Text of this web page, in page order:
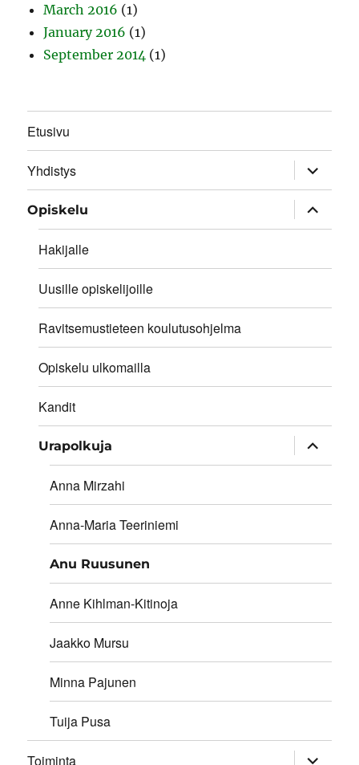
March 2016 (1)
January 2016 (1)
September 2014 (1)
Etusivu
Yhdistys
expand
child
menu
Opiskelu
expand
child
menu
Hakijalle
Uusille opiskelijoille
Ravitsemustieteen koulutusohjelma
Opiskelu ulkomailla
Kandit
Urapolkuja
expand
child
menu
Anna Mirzahi
Anna-Maria Teeriniemi
Anu Ruusunen
Anne Kihlman-Kitinoja
Jaakko Mursu
Minna Pajunen
Tuija Pusa
Toiminta
expand